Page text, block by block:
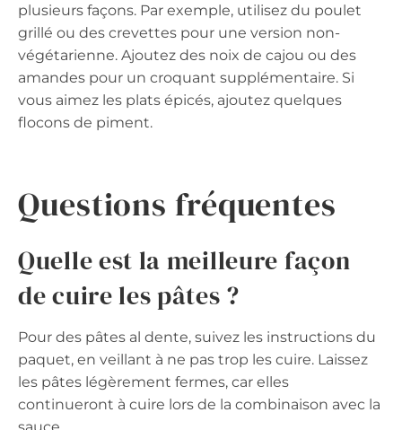
plusieurs façons. Par exemple, utilisez du poulet
grillé ou des crevettes pour une version non-
végétarienne. Ajoutez des noix de cajou ou des
amandes pour un croquant supplémentaire. Si
vous aimez les plats épicés, ajoutez quelques
flocons de piment.
Questions fréquentes
Quelle est la meilleure façon
de cuire les pâtes ?
Pour des pâtes al dente, suivez les instructions du
paquet, en veillant à ne pas trop les cuire. Laissez
les pâtes légèrement fermes, car elles
continueront à cuire lors de la combinaison avec la